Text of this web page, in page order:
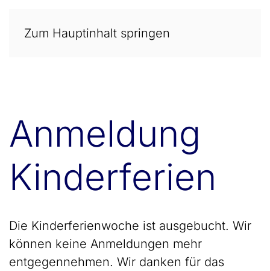
Zum Hauptinhalt springen
Anmeldung
Kinderferien
Die Kinderferienwoche ist ausgebucht. Wir
können keine Anmeldungen mehr
entgegennehmen. Wir danken für das